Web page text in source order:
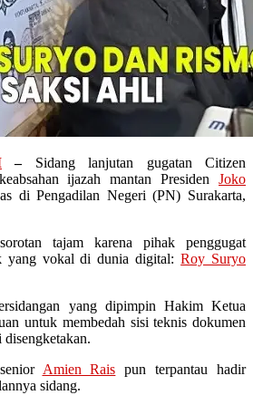
– Sidang lanjutan gugatan Citizen
ijazah mantan Presiden Joko
di Pengadilan Negeri (PN) Surakarta,
tajam karena pihak penggugat
yang vokal di dunia digital:Roy Suryo
yang dipimpin Hakim Ketua
untuk membedah sisi teknis dokumen
Amien Rais pun terpantau hadir
sidang.